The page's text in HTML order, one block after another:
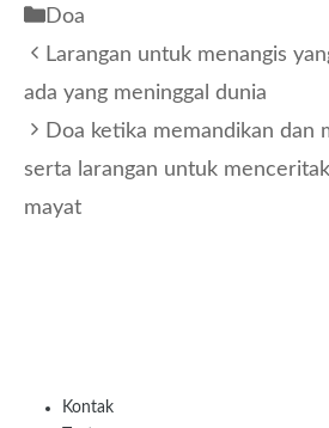
Kategori
Doa
Larangan untuk menangis
ada yang meninggal dunia
Doa ketika memandikan dan
serta larangan untuk
mayat
Kontak